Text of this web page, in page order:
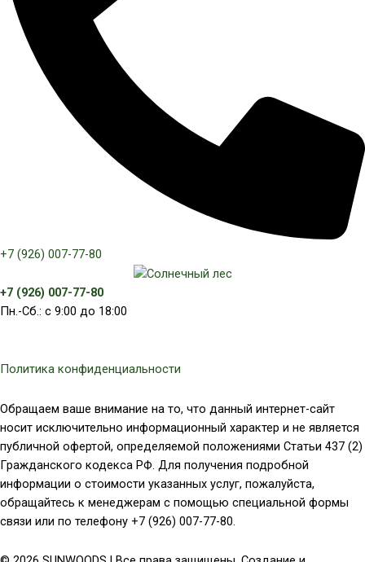
+7 (926) 007-77-80
+7 (926) 007-77-80
Пн.-Сб.: с 9:00 до 18:00
Политика конфиденциальности
Обращаем ваше внимание на то, что данный интернет-сайт
носит исключительно информационный характер и не является
публичной офертой, определяемой положениями Статьи 437 (2)
Гражданского кодекса РФ. Для получения подробной
информации о стоимости указанных услуг, пожалуйста,
обращайтесь к менеджерам с помощью специальной формы
связи или по телефону +7 (926) 007-77-80.